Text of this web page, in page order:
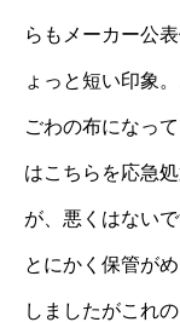
らもメーカー公
ょっと短い印象
ごわの布になっ
はこちらを応急
が、悪くはない
とにかく保管が
しましたがこれ